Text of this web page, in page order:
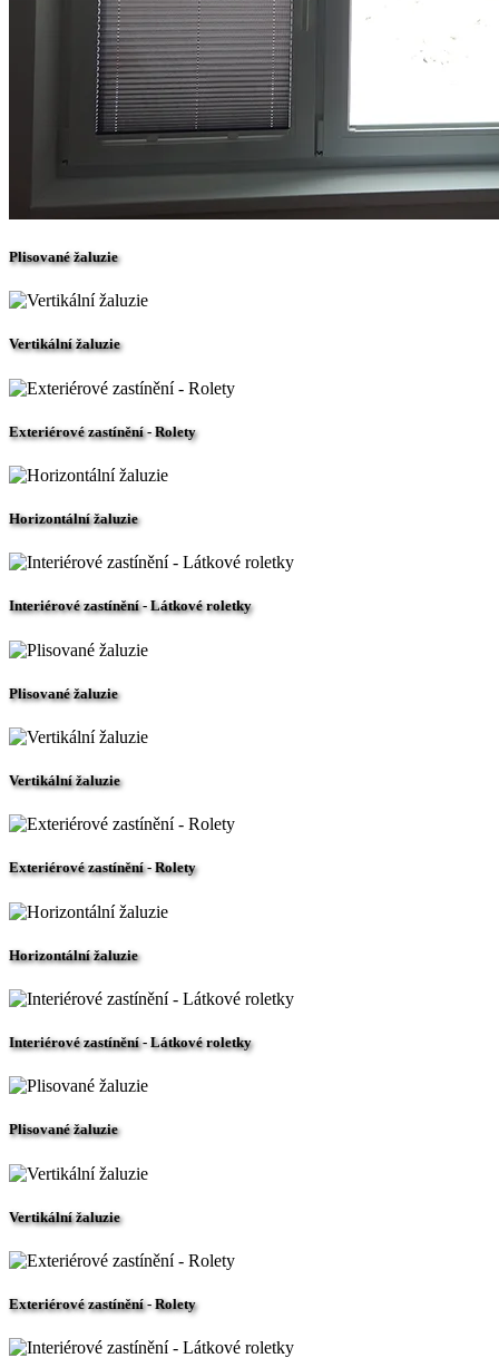
Plisované žaluzie
Vertikální žaluzie
Exteriérové zastínění - Rolety
Horizontální žaluzie
Interiérové zastínění - Látkové roletky
Plisované žaluzie
Vertikální žaluzie
Exteriérové zastínění - Rolety
Horizontální žaluzie
Interiérové zastínění - Látkové roletky
Plisované žaluzie
Vertikální žaluzie
Exteriérové zastínění - Rolety